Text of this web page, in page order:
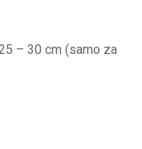
– 30 cm (samo za